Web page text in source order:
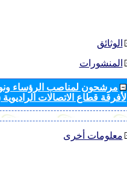
الوثائق
المنشورات
مرشحون لمناصب الرؤساء
لأفرقة قطاع الاتصالات
معلومات أخرى